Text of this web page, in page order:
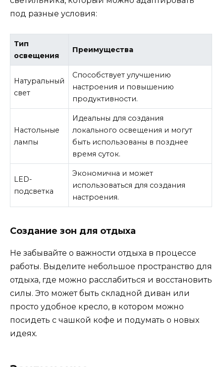
под разные условия:
Тип
освещения
Преимущества
Натуральный
свет
Способствует улучшению
настроения и повышению
продуктивности.
Настольные
лампы
Идеальны для создания
локального освещения и могут
быть использованы в позднее
время суток.
LED-
подсветка
Экономична и может
использоваться для создания
настроения.
Создание зон для отдыха
Не забывайте о важности отдыха в процессе
работы. Выделите небольшое пространство для
отдыха, где можно расслабиться и восстановить
силы. Это может быть складной диван или
просто удобное кресло, в котором можно
посидеть с чашкой кофе и подумать о новых
идеях.